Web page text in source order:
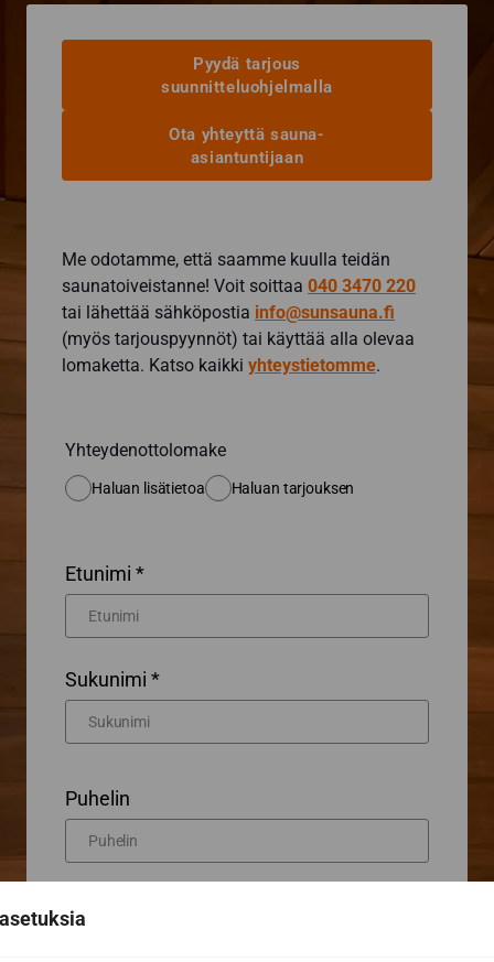
Voit
sivulla.
Pyydä tarjous
suunnitteluohjelmalla
Ota yhteyttä sauna-
asiantuntijaan
Me odotamme, että saamme kuulla teidän
saunatoiveistanne! Voit soittaa 040 3470 220
tai lähettää sähköpostia info@sunsauna.fi
(myös tarjouspyynnöt) tai käyttää alla olevaa
lomaketta. Katso kaikki yhteystietomme.
Yhteydenottolomake
Haluan lisätietoa Haluan tarjouksen
Etunimi *
Sukunimi *
Puhelin
Sähköposti *